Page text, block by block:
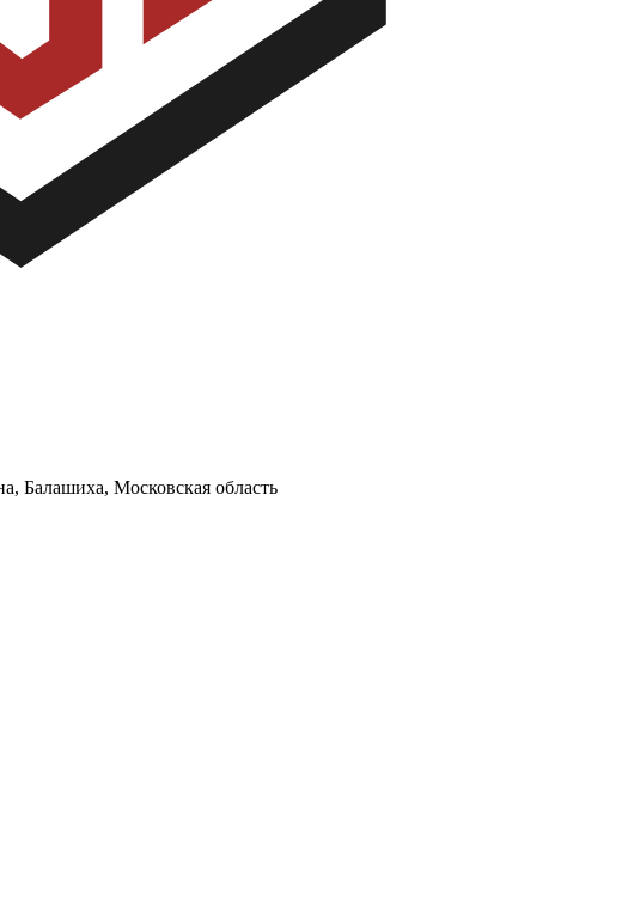
Балашиха, Московская область